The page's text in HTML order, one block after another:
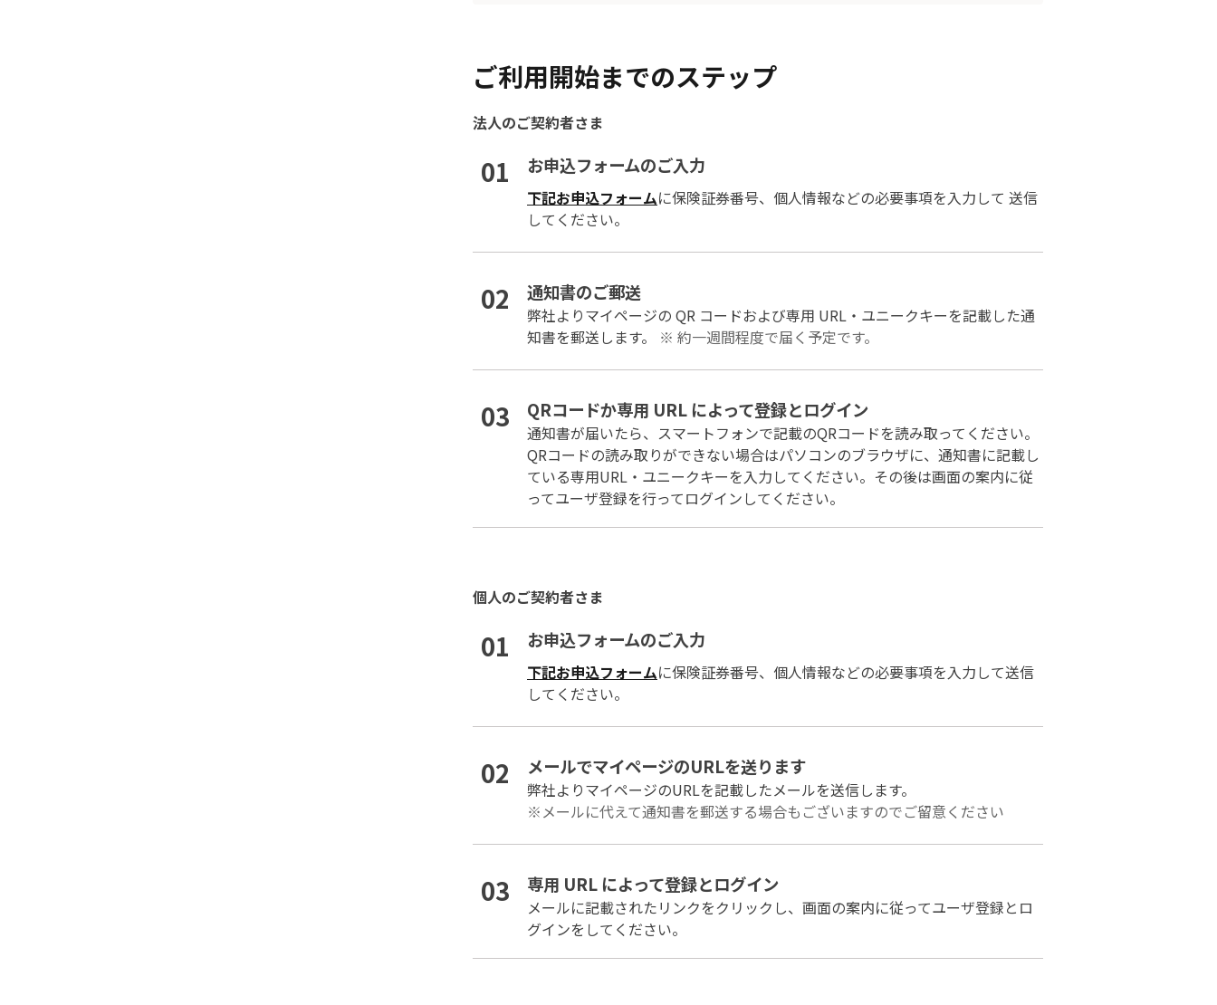
ご利用開始までのステップ
法人のご契約者さま
01 お申込フォームのご入力
下記お申込フォームに保険証券番号、個人情報などの必要事項を入力して 送信
してください。
02 通知書のご郵送
弊社よりマイページの QR コードおよび専用 URL・ユニークキーを記載した通
知書を郵送します。 ※ 約一週間程度で届く予定です。
03 QRコードか専用 URL によって登録とログイン
通知書が届いたら、スマートフォンで記載のQRコードを読み取ってください。
QRコードの読み取りができない場合はパソコンのブラウザに、通知書に記載し
ている専用URL・ユニークキーを入力してください。その後は画面の案内に従
ってユーザ登録を行ってログインしてください。
個人のご契約者さま
01 お申込フォームのご入力
下記お申込フォームに保険証券番号、個人情報などの必要事項を入力して送信
してください。
02 メールでマイページのURLを送ります
弊社よりマイページのURLを記載したメールを送信します。
※メールに代えて通知書を郵送する場合もございますのでご留意ください
03 専用 URL によって登録とログイン
メールに記載されたリンクをクリックし、画面の案内に従ってユーザ登録とロ
グインをしてください。